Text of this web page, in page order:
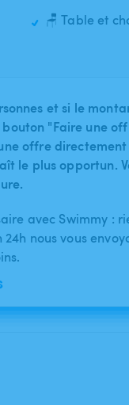
🪑 Table et
et si le
"Faire une
offre
le plus opportun.
avec Swimmy :
nous vous